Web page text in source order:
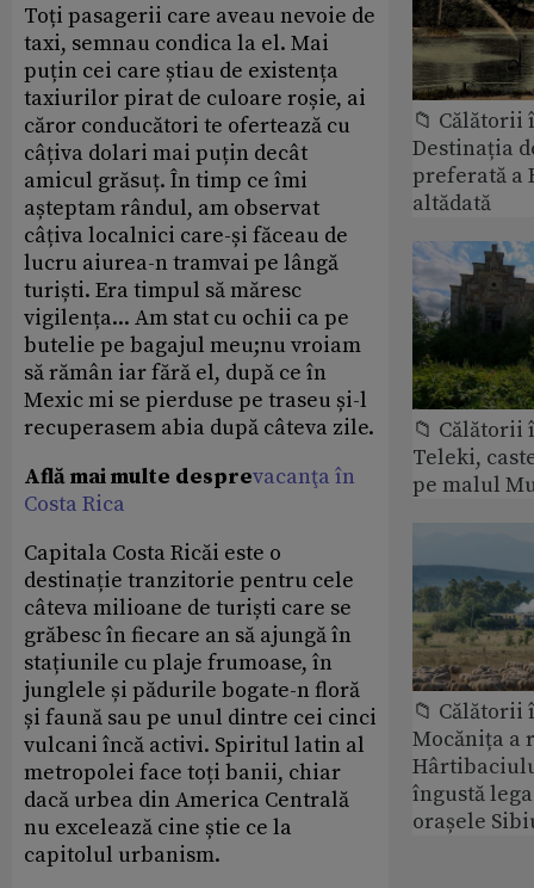
Toți pasagerii care aveau nevoie de
taxi, semnau condica la el. Mai
puțin cei care știau de existența
taxiurilor pirat de culoare roșie, ai
căror conducători te ofertează cu
câțiva dolari mai puțin decât
amicul grăsuț. În timp ce îmi
așteptam rândul, am observat
câțiva localnici care-și făceau de
lucru aiurea-n tramvai pe lângă
turiști. Era timpul să măresc
vigilența... Am stat cu ochii ca pe
butelie pe bagajul meu;nu vroiam
să rămân iar fără el, după ce în
Mexic mi se pierduse pe traseu și-l
recuperasem abia după câteva zile.
Află mai multe desprevacanţa în
Costa Rica
Capitala Costa Ricăi este o
destinație tranzitorie pentru cele
câteva milioane de turiști care se
grăbesc în fiecare an să ajungă în
stațiunile cu plaje frumoase, în
junglele și pădurile bogate-n floră
și faună sau pe unul dintre cei cinci
vulcani încă activi. Spiritul latin al
metropolei face toți banii, chiar
dacă urbea din America Centrală
nu excelează cine știe ce la
capitolul urbanism.
📁 Călătorii
Destinația
preferată a
altădată
📁 Călătorii
Teleki,
pe malul
📁 Călătorii
Mocănița a
îngustă
orașele